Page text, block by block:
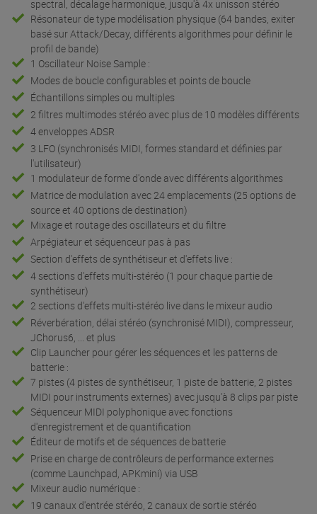
spectral, décalage harmonique, jusqu'à 4x unisson stéréo
Résonateur de type modélisation physique (64 bandes, exiter
basé sur Attack/Decay, différents algorithmes pour définir le
profil de bande)
1 Oscillateur Noise Sample :
Modes de boucle configurables et points de boucle
Échantillons simples ou multiples
2 filtres multimodes stéréo avec plus de 10 modèles différents
4 enveloppes ADSR
3 LFO (synchronisés MIDI, formes standard et définies par
l'utilisateur)
1 modulateur de forme d'onde avec différents algorithmes
Matrice de modulation avec 24 emplacements (25 options de
source et 40 options de destination)
Mixage et routage des oscillateurs et du filtre
Arpégiateur et séquenceur pas à pas
Section d'effets de synthétiseur et d'effets live :
4 sections d'effets multi-stéréo (1 pour chaque partie de
synthétiseur)
2 sections d'effets multi-stéréo live dans le mixeur audio
Réverbération, délai stéréo (synchronisé MIDI), compresseur,
JChorus6, ... et plus
Clip Launcher pour gérer les séquences et les patterns de
batterie :
7 pistes (4 pistes de synthétiseur, 1 piste de batterie, 2 pistes
MIDI pour instruments externes) avec jusqu'à 8 clips par piste
Séquenceur MIDI polyphonique avec fonctions
d'enregistrement et de quantification
Éditeur de motifs et de séquences de batterie
Prise en charge de contrôleurs de performance externes
(comme Launchpad, APKmini) via USB
Mixeur audio numérique :
19 canaux d'entrée stéréo, 2 canaux de sortie stéréo